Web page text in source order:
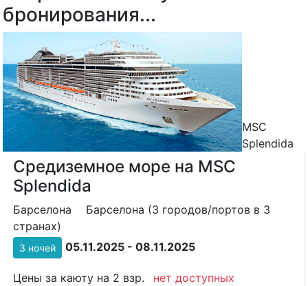
MSC
Splendida
Средиземное море на MSC
Splendida
Барселона
Барселона (3 городов/портов в 3
странах)
3 ночей 05.11.2025 - 08.11.2025
Цены за каюту на 2 взр.
нет доступных
бронирования...